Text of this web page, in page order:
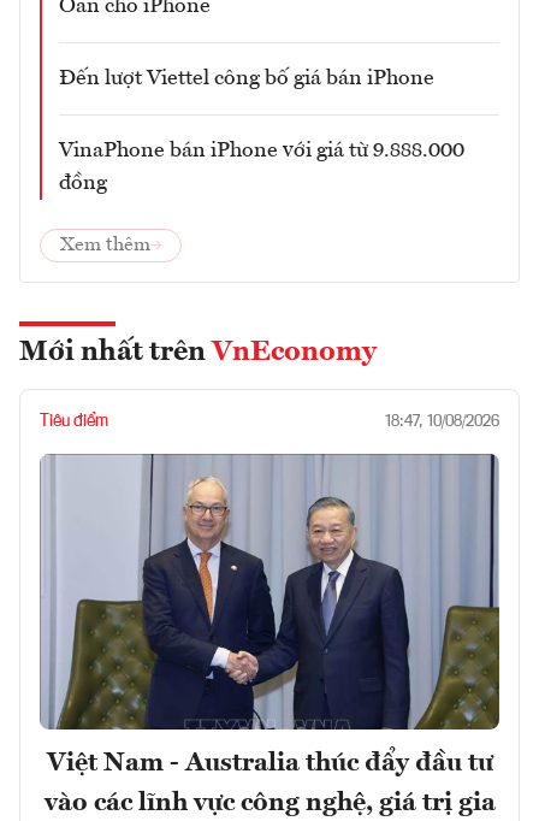
Oan cho iPhone
Đến lượt Viettel công bố giá bán iPhone
VinaPhone bán iPhone với giá từ 9.888.000
đồng
Xem thêm
Mới nhất trên VnEconomy
Tiêu điểm 18:47, 10/08/2026
Việt Nam - Australia thúc đẩy đầu tư
vào các lĩnh vực công nghệ, giá trị gia